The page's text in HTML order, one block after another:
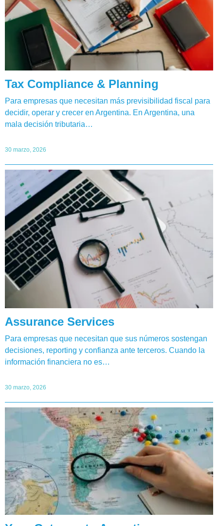
Tax Compliance & Planning
Para empresas que necesitan más previsibilidad fiscal para
decidir, operar y crecer en Argentina. En Argentina, una
mala decisión tributaria…
30 marzo, 2026
Assurance Services
Para empresas que necesitan que sus números sostengan
decisiones, reporting y confianza ante terceros. Cuando la
información financiera no es…
30 marzo, 2026